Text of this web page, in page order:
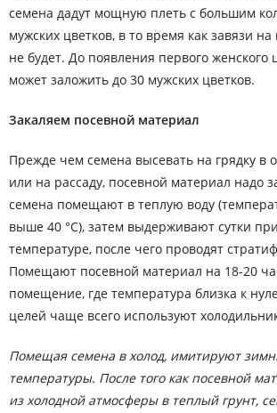
семена дадут мощную плеть с большим
мужских цветков, в то время как завязи
не будет. До появления первого женского
может заложить до 30 мужских цветков.
Закаляем посевной материал
Прежде чем семена высевать на грядку в
или на рассаду, посевной материал надо
семена помещают в теплую воду
выше 40 °C), затем выдерживают сутки
температуре, после чего проводят
Помещают посевной материал на 18-20
помещение, где температура близка к
целей чаще всего используют
Помещая семена в холод, имитируют
температуры. После того как посевной
из холодной атмосферы в теплый грунт,